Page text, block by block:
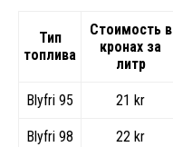
Тип
топлива
Стоимость в
кронах за
литр
Blyfri 95 21 kr
Blyfri 98 22 kr